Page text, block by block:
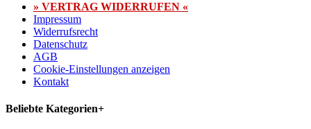
» VERTRAG WIDERRUFEN «
Impressum
Widerrufsrecht
Datenschutz
AGB
Cookie-Einstellungen anzeigen
Kontakt
Beliebte Kategorien+